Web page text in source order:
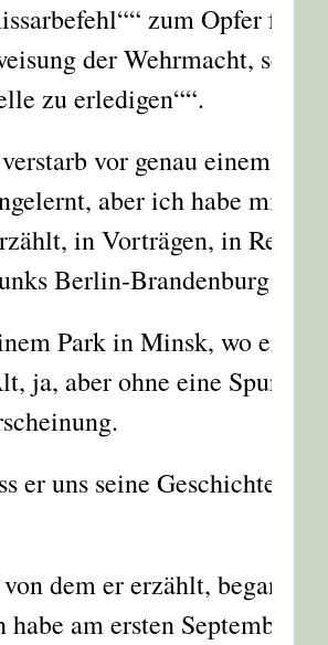
zum Opfer fallen.
der Wehrmacht, seien
zu erledigen“ .
vor genau einem Jahr,
aber ich habe mir
in Vorträgen, in Reden
Berlin-Brandenburg.
Park in Minsk, wo er seit
aber ohne eine Spur von
er uns seine Geschichte
dem er erzählt, begann
am ersten September